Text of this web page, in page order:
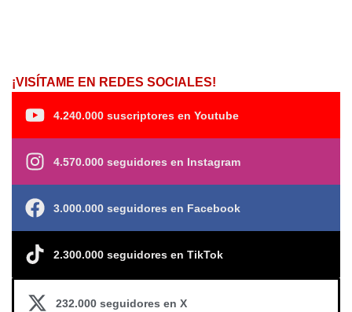
¡VISÍTAME EN REDES SOCIALES!
4.240.000 suscriptores en Youtube
4.570.000 seguidores en Instagram
3.000.000 seguidores en Facebook
2.300.000 seguidores en TikTok
232.000 seguidores en X